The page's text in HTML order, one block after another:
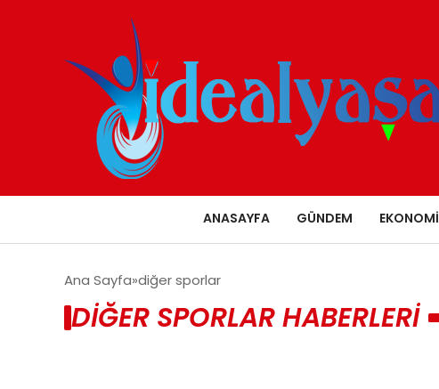
ANASAYFA GÜNDEM EKONOMI
Ana Sayfa diğer sporlar
DIĞER SPORLAR HABERLERI